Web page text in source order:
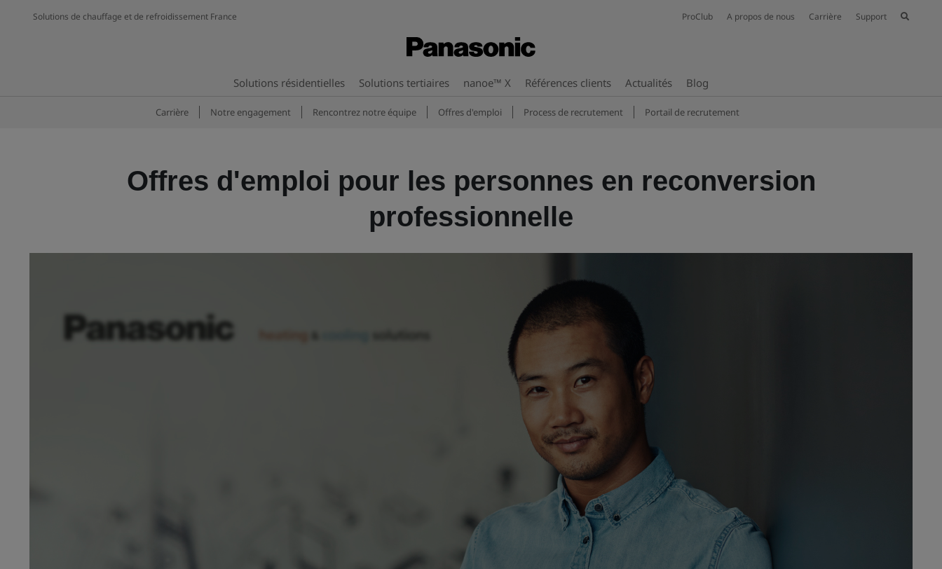
Solutions de chauffage et de refroidissement France ProClub A propos de nous Carrière Support
Solutions résidentielles Solutions tertiaires nanoe™ X Références clients Actualités Blog
Carrière Notre engagement Rencontrez notre équipe Offres d'emploi Process de recrutement Portail de recrutement
Offres d'emploi pour les personnes en reconversion
professionnelle